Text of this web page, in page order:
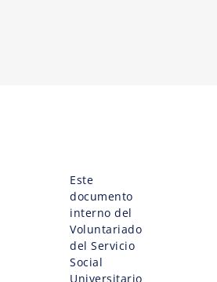
Este
documento
interno del
Voluntariado
del Servicio
Social
Universitario